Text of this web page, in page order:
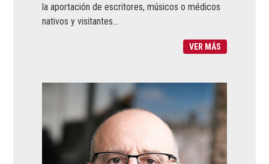
la aportación de escritores, músicos o médicos
nativos y visitantes...
VER MÁS